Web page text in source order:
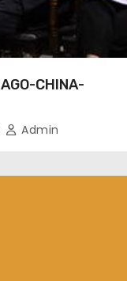
CHINA-
Admin